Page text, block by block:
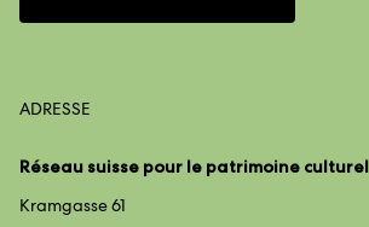
ADRESSE
Réseau suisse pour le patrimoine culturel
Kramgasse 61